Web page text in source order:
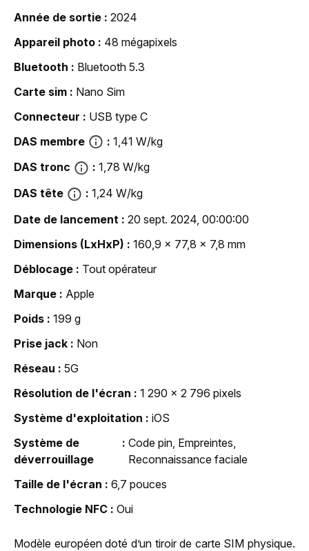
Année de sortie
2024
Appareil photo
48 mégapixels
Bluetooth
Bluetooth 5.3
Carte sim
Nano Sim
Connecteur
USB type C
DAS membre
1,41 W/kg
DAS tronc
1,78 W/kg
DAS tête
1,24 W/kg
Date de lancement
20 sept. 2024, 00:00:00
Dimensions (LxHxP)
160,9 x 77,8 x 7,8 mm
Déblocage
Tout opérateur
Marque
Apple
Poids
199 g
Prise jack
Non
Réseau
5G
Résolution de l'écran
1 290 x 2 796 pixels
Système d'exploitation
iOS
Système de
déverrouillage
Code pin, Empreintes,
Reconnaissance faciale
Taille de l'écran
6,7 pouces
Technologie NFC
Oui
Modèle européen doté d’un tiroir de carte SIM physique.